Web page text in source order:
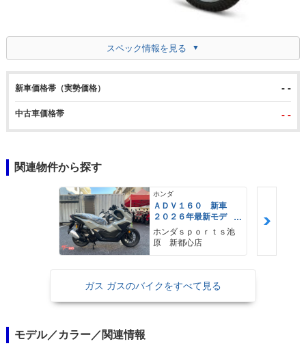
スペック情報を見る
新車価格帯（実勢価格） - -
中古車価格帯 - -
関連物件から探す
ホンダ
ＡＤＶ１６０ 新車
２０２６年最新モデ
ル パールスモーキー
グレー スマートキ
ー ２９Ｌメットイ
ホンダｓｐｏｒｔｓ池
原 新都心店
ガス ガスのバイクをすべて見る
モデル／カラー／関連情報